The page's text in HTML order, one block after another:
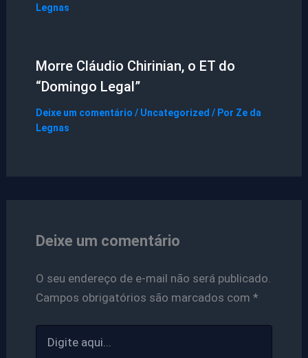
Legnas
Morre Cláudio Chirinian, o ET do
“Domingo Legal”
Deixe um comentário / Uncategorized / Por Ze da
Legnas
Deixe um comentário
O seu endereço de e-mail não será publicado.
Campos obrigatórios são marcados com *
aqui...